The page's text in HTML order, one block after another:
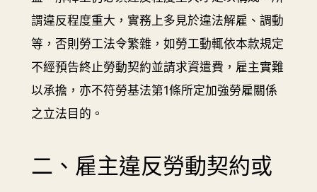
謂違反程度重大，實務上多見於違法解雇、調動
等，否則勞工法令繁雜，如勞工動輒依本款規定
不經預告終止勞動契約並請求資遣費，雇主實難
以承擔，亦不符勞基法第1條所定加強勞雇關係
之立法目的。
二、雇主違反勞動契約或